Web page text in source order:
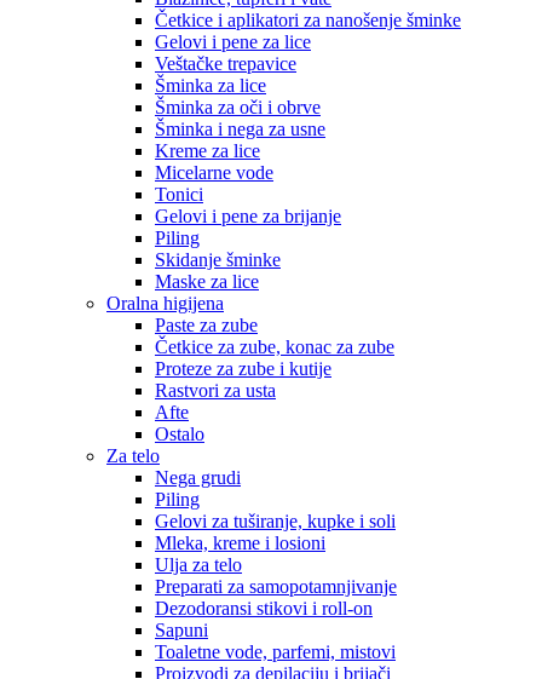
Četkice i aplikatori za nanošenje šminke
Gelovi i pene za lice
Veštačke trepavice
Šminka za lice
Šminka za oči i obrve
Šminka i nega za usne
Kreme za lice
Micelarne vode
Tonici
Gelovi i pene za brijanje
Piling
Skidanje šminke
Maske za lice
Oralna higijena
Paste za zube
Četkice za zube, konac za zube
Proteze za zube i kutije
Rastvori za usta
Afte
Ostalo
Za telo
Nega grudi
Piling
Gelovi za tuširanje, kupke i soli
Mleka, kreme i losioni
Ulja za telo
Preparati za samopotamnjivanje
Dezodoransi stikovi i roll-on
Sapuni
Toaletne vode, parfemi, mistovi
Proizvodi za depilaciju i brijači